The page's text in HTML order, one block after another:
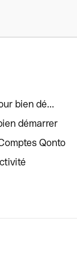
bien dé...
démarrer
Qonto